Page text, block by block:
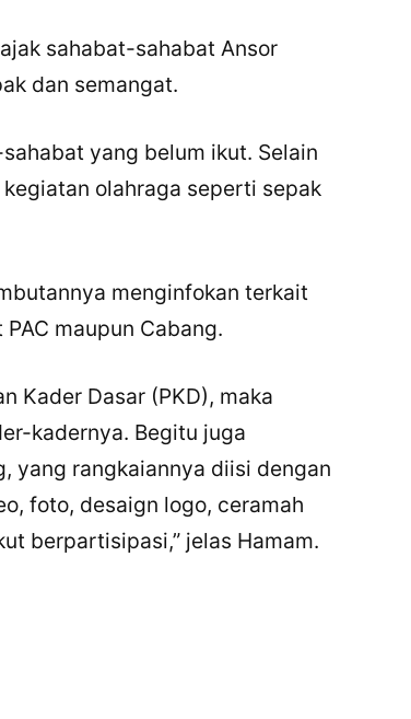
sahabat-sahabat Ansor
dan semangat.
yang belum ikut. Selain
olahraga seperti sepak
menginfokan terkait
maupun Cabang.
Kader Dasar (PKD), maka
kadernya. Begitu juga
yang rangkaiannya diisi dengan
foto, desaign logo, ceramah
berpartisipasi,” jelas Hamam.